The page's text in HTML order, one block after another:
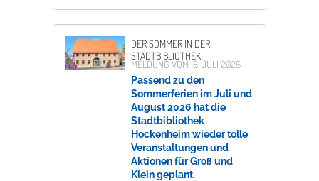
DER SOMMER IN DER
STADTBIBLIOTHEK
MELDUNG VOM 16. JULI 2026
Passend zu den
Sommerferien im Juli und
August 2026 hat die
Stadtbibliothek
Hockenheim wieder tolle
Veranstaltungen und
Aktionen für Groß und
Klein geplant.